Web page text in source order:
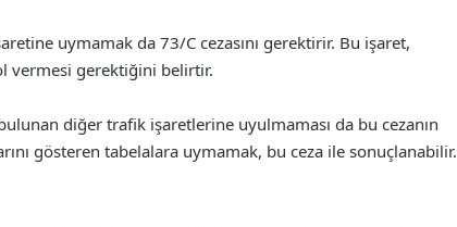
uymamak da 73/C cezasını gerektirir. Bu işaret,
vermesi gerektiğini belirtir.
diğer trafik işaretlerine uyulmaması da bu cezanın
gösteren tabelalara uymamak, bu ceza ile sonuçlanabilir.